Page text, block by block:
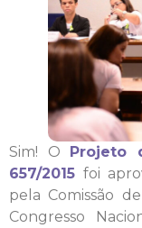
Sim! O Projeto
657/2015 foi
pela Comissão
Congresso